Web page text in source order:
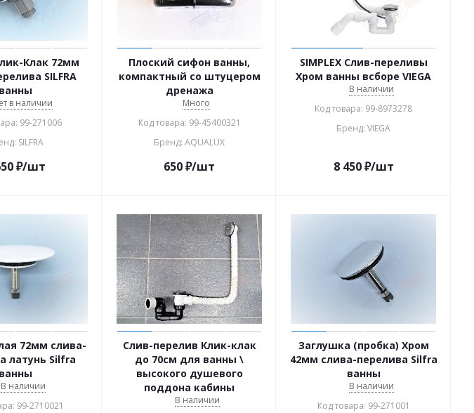
Клак 72мм
SILFRA
ванны
в наличии
99-271006
SILFRA
₽/шт
Плоский сифон ванны,
компактный со штуцером
дренажа
Много
Код товара: 99-45400321
Бренд: AQUALUX
650₽/шт
SIMPLEX Слив-переливы
Хром ванны всборе VIEGA
В наличии
Код товара: 99-8973278
Бренд: VIEGA
8 450₽/шт
72мм слива-
латунь Silfra
ванны
В наличии
99-2710021
Слив-перелив Клик-клак
до 70см для ванны \
высокого душевого
поддона кабины
В наличии
Заглушка (пробка) Хром
42мм слива-перелива Silfra
ванны
В наличии
Код товара: 99-271001